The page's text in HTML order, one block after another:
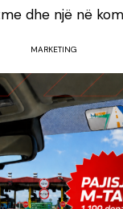
dhe një në
MARKETING